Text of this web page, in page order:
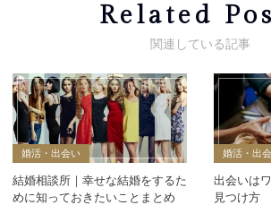
Related
婚活・出会い
結婚相談所｜幸せな結婚をするた
めに知っておきたいことまとめ
婚活・出
出会いは
見つけ方